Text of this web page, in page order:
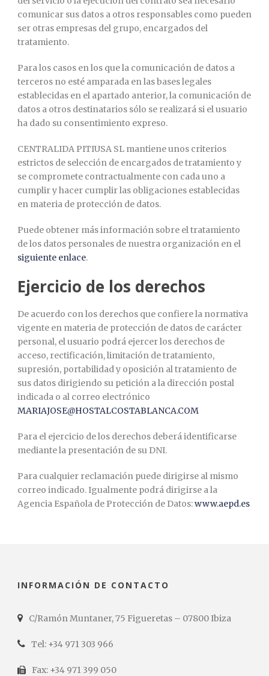
comunicar sus datos a otros responsables como pueden
ser otras empresas del grupo, encargados del
tratamiento.
Para los casos en los que la comunicación de datos a
terceros no esté amparada en las bases legales
establecidas en el apartado anterior, la comunicación de
datos a otros destinatarios sólo se realizará si el usuario
ha dado su consentimiento expreso.
CENTRALIDA PITIUSA SL mantiene unos criterios
estrictos de selección de encargados de tratamiento y
se compromete contractualmente con cada uno a
cumplir y hacer cumplir las obligaciones establecidas
en materia de protección de datos.
Puede obtener más información sobre el tratamiento
de los datos personales de nuestra organización en el
siguiente enlace.
Ejercicio de los derechos
De acuerdo con los derechos que confiere la normativa
vigente en materia de protección de datos de carácter
personal, el usuario podrá ejercer los derechos de
acceso, rectificación, limitación de tratamiento,
supresión, portabilidad y oposición al tratamiento de
sus datos dirigiendo su petición a la dirección postal
indicada o al correo electrónico
MARIAJOSE@HOSTALCOSTABLANCA.COM
Para el ejercicio de los derechos deberá identificarse
mediante la presentación de su DNI.
Para cualquier reclamación puede dirigirse al mismo
correo indicado. Igualmente podrá dirigirse a la
Agencia Española de Protección de Datos:www.aepd.es
INFORMACIÓN DE CONTACTO
C/Ramón Muntaner, 75 Figueretas – 07800 Ibiza
Tel: +34 971 303 966
Fax: +34 971 399 050